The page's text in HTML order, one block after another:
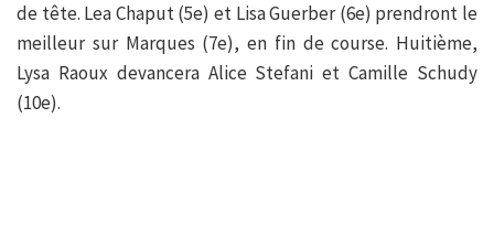
de tête. Lea Chaput (5e) et Lisa Guerber (6e) prendront le
meilleur sur Marques (7e), en fin de course. Huitième,
Lysa Raoux devancera Alice Stefani et Camille Schudy
(10e).